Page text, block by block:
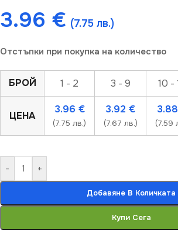
3.96 € (7.75 лв.)
Отстъпки при покупка на количество
БРОЙ 1 - 2 3 - 9 10 -
ЦЕНА
3.96 €
(7.75 лв.)
3.92 €
(7.67 лв.)
3.88
(7.59
- +
Добавяне В Количката
Купи Сега